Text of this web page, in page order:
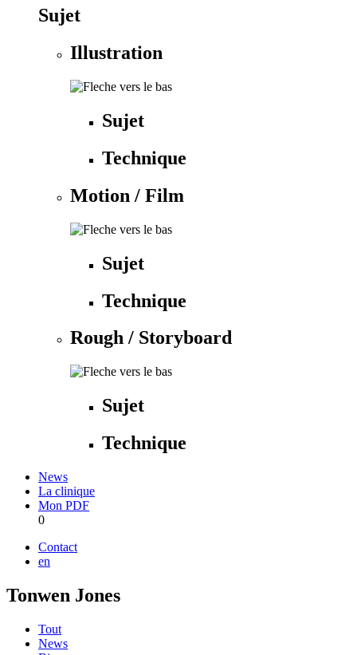
Sujet
Illustration
Sujet
Technique
Motion / Film
Sujet
Technique
Rough / Storyboard
Sujet
Technique
News
La clinique
Mon PDF
0
Contact
en
Tonwen Jones
Tout
News